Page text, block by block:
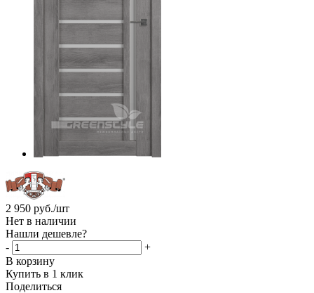
2 950 руб./шт
Нет в наличии
Нашли дешевле?
-
+
В корзину
Купить в 1 клик
Поделиться